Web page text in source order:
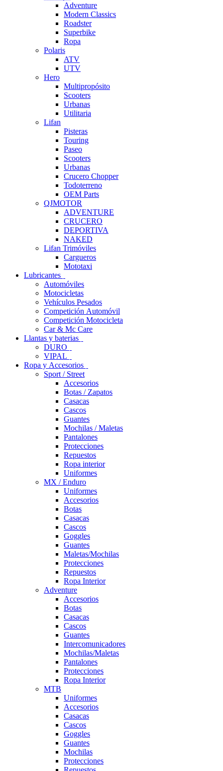
Adventure
Modern Classics
Roadster
Superbike
Ropa
Polaris
ATV
UTV
Hero
Multipropósito
Scooters
Urbanas
Utilitaria
Lifan
Pisteras
Touring
Paseo
Scooters
Urbanas
Crucero Chopper
Todoterreno
OEM Parts
QJMOTOR
ADVENTURE
CRUCERO
DEPORTIVA
NAKED
Lifan Trimóviles
Cargueros
Mototaxi
Lubricantes
Automóviles
Motocicletas
Vehículos Pesados
Competición Automóvil
Competición Motocicleta
Car & Mc Care
Llantas y baterias
DURO
VIPAL
Ropa y Accesorios
Sport / Street
Accesorios
Botas / Zapatos
Casacas
Cascos
Guantes
Mochilas / Maletas
Pantalones
Protecciones
Repuestos
Ropa interior
Uniformes
MX / Enduro
Uniformes
Accesorios
Botas
Casacas
Cascos
Goggles
Guantes
Maletas/Mochilas
Protecciones
Repuestos
Ropa Interior
Adventure
Accesorios
Botas
Casacas
Cascos
Guantes
Intercomunicadores
Mochilas/Maletas
Pantalones
Protecciones
Ropa Interior
MTB
Uniformes
Accesorios
Casacas
Cascos
Goggles
Guantes
Mochilas
Protecciones